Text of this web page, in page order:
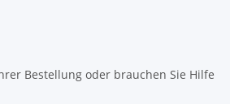
Bestellung oder brauchen Sie Hilfe